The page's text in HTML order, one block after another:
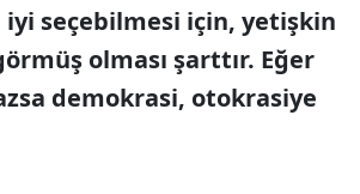
seçebilmesi için, yetişkin
olması şarttır. Eğer
demokrasi, otokrasiye